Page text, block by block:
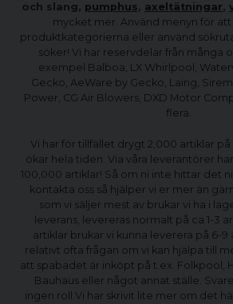
och slang, pumphus, axeltätningar,
mycket mer. Använd menyn för
produktkategorierna eller använd
söker! Vi har reservdelar från många
exempel Balboa, LX Whirlpool,
Gecko, AeWare by Gecko, Laing,
Power, CG Air Blowers, DXD Motor
flera.
Vi har för tillfället drygt 2,000 artiklar
ökar hela tiden. Via våra leverantörer
100,000 artiklar! Så om ni inte hittar det
kontakta oss så hjälper vi er mer än
som vi säljer mest av brukar vi ha i
leverans, levereras normalt på ca 1-3
artiklar brukar vi kunna leverera på 6-9
relativt ofta frågan om vi kan hjälpa till
att spabadet är inköpt på t.ex. Folkpool,
Bauhaus eller något annat ställe.
ingen roll.Vi har skrivit lite mer om det